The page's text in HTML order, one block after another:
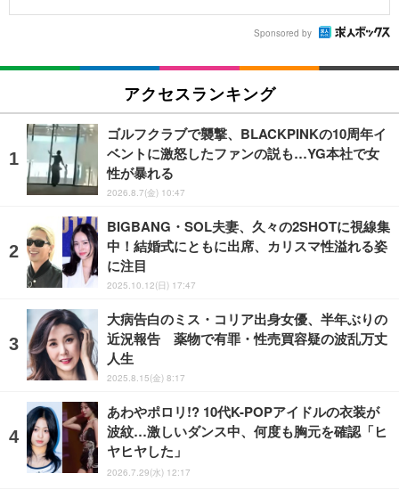
Sponsored by
アクセスランキング
ゴルフクラブで襲撃、BLACKPINKの10周年イ
ベントに激怒したファンの説も…YG本社で女
性が暴れる
2026.8.7(金) 10:47
BIGBANG・SOL夫妻、久々の2SHOTに視線集
中！結婚式にともに出席、カリスマ性溢れる姿
に注目
2025.10.12(日) 17:47
大病告白のミス・コリア出身女優、半年ぶりの
近況報告 薬物で有罪・性売買容疑の波乱万丈
人生
2025.8.15(金) 8:17
あわやポロリ!? 10代K-POPアイドルの衣装が
波紋…激しいダンス中、何度も胸元を確認「ヒ
ヤヒヤした」
2026.7.29(水) 12:17